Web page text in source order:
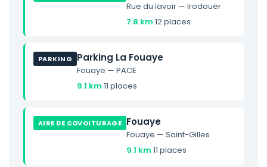
Rue du lavoir — Irodouër
7.8 km·12 places
PARKING Parking La Fouaye
Fouaye — PACE
9.1 km·11 places
AIRE DE COVOITURAGE Fouaye
Fouaye — Saint-Gilles
9.1 km·11 places